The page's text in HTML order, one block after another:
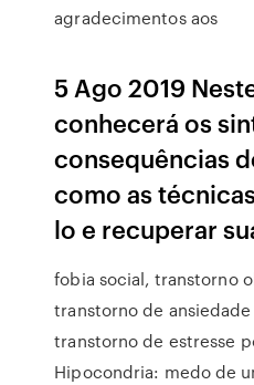
agradecimentos aos
5 Ago 2019
conhecerá os
consequências
como as
lo e recuperar
fobia social, transtorno
transtorno de
transtorno de estresse
Hipocondria: medo de